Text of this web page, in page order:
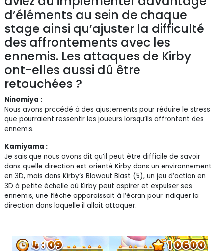
d’éléments au sein de chaque
stage ainsi qu’ajuster la difficulté
des affrontements avec les
ennemis. Les attaques de Kirby
ont-elles aussi dû être
retouchées ?
Ninomiya :
Nous avons procédé à des ajustements pour réduire le stress
que pourraient ressentir les joueurs lorsqu’ils affrontent des
ennemis.
Kamiyama :
Je sais que nous avons dit qu’il peut être difficile de savoir
dans quelle direction est orienté Kirby dans un environnement
en 3D, mais dans Kirby’s Blowout Blast (5), un jeu d’action en
3D à petite échelle où Kirby peut aspirer et expulser ses
ennemis, une flèche apparaissait à l’écran pour indiquer la
direction dans laquelle il allait attaquer.